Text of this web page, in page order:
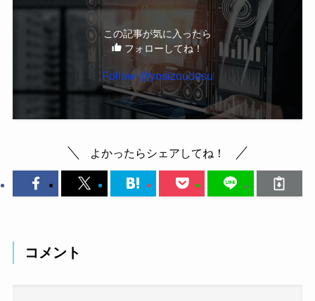
この記事が気に入ったら
フォローしてね！
Follow @yosizoudesu
よかったらシェアしてね！
コメント